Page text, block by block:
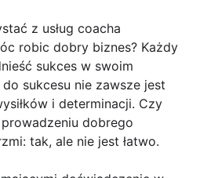
z usług coacha
robic dobry biznes? Każdy
sukces w swoim
sukcesu nie zawsze jest
i determinacji. Czy
dobrego
tak, ale nie jest łatwo.